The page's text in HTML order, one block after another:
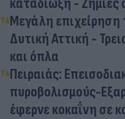
Μεγάλη επιχείρηση
Δυτική Αττική -
και όπλα
Πειραιάς:
πυροβολισμούς-
έφερνε κοκαΐνη σε